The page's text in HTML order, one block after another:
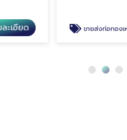
ยด ขายส่งท่อทองเหลือง สมุทรปราการ